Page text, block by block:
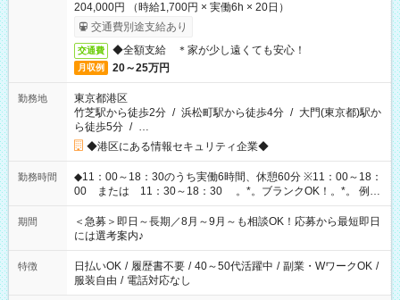
204,000円 （時給1,700円 × 実働6h × 20日）
交通費別途支給あり
交通費 ◆全額支給 ＊家が少し遠くても安心！
月収例 20～25万円
勤務地
東京都港区
竹芝駅から徒歩2分 / 浜松町駅から徒歩4分 / 大門(東京都)駅か
ら徒歩5分 / …
◆港区にある情報セキュリティ企業◆
勤務時間
◆11：00～18：30のうち実働6時間、休憩60分 ※11：00～18：
00 または 11：30～18：30 。*。ブランクOK！。*。 例え
ば前職が、 在宅/財団法人/事務/コールセンター/受付/販売/カフェ
スタッフ スイーツ販売/ホテルフロント/化粧品販売/など 様々な
業界から入社して活躍されています♪
期間
＜急募＞即日～長期／8月～9月～も相談OK！応募から最短即日
には選考案内♪
特徴 日払いOK / 履歴書不要 / 40～50代活躍中 / 副業・WワークOK /
服装自由 / 電話対応なし